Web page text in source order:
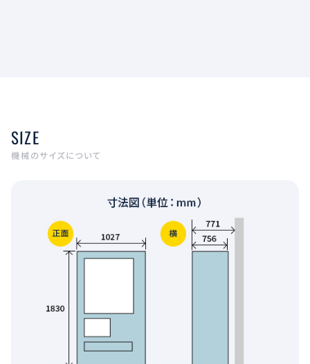
SIZE
機械のサイズについて